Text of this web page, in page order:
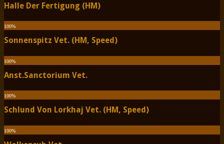
Halle Der Fertigung (HM)
100%
Sonnenspitz Vet. (HM, Speed)
100%
Anst.Sanctorium Vet.
100%
Schlund Von Lorkhaj Vet. (HM, Speed)
100%